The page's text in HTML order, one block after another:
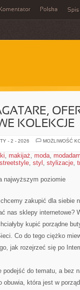
Komentator Polska Spis
KOLEKCJE
- 2 - 2026
MOŻLIWOŚĆ
, makijaż, moda,
streetstyle, styl , stylizacje,
najwyższym poziomie
zakupić dla siebie
nas sklepy internetowe?
kupić porządne
Co do tego ciężko
jak rozejrzeć się po
do tematu, a bez
obuwia, która jest w